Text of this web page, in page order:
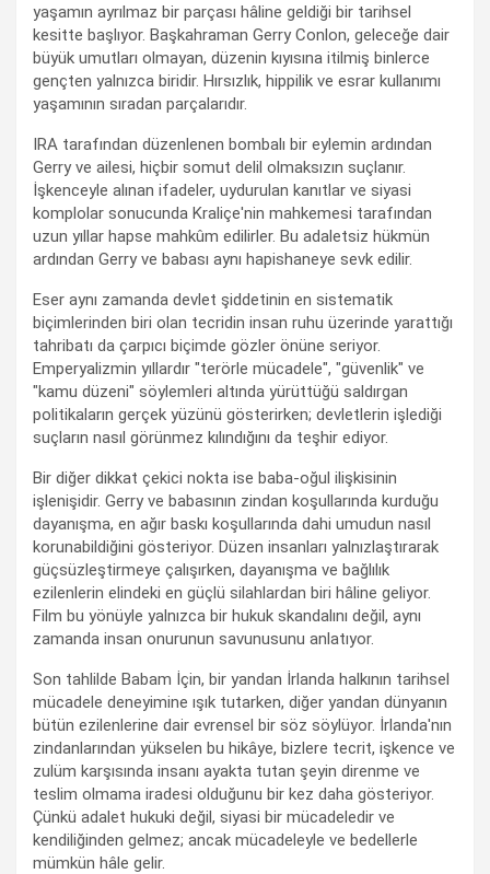
yaşamın ayrılmaz bir parçası hâline geldiği bir tarihsel
kesitte başlıyor. Başkahraman Gerry Conlon, geleceğe dair
büyük umutları olmayan, düzenin kıyısına itilmiş binlerce
gençten yalnızca biridir. Hırsızlık, hippilik ve esrar kullanımı
yaşamının sıradan parçalarıdır.
IRA tarafından düzenlenen bombalı bir eylemin ardından
Gerry ve ailesi, hiçbir somut delil olmaksızın suçlanır.
İşkenceyle alınan ifadeler, uydurulan kanıtlar ve siyasi
komplolar sonucunda Kraliçe'nin mahkemesi tarafından
uzun yıllar hapse mahkûm edilirler. Bu adaletsiz hükmün
ardından Gerry ve babası aynı hapishaneye sevk edilir.
Eser aynı zamanda devlet şiddetinin en sistematik
biçimlerinden biri olan tecridin insan ruhu üzerinde yarattığı
tahribatı da çarpıcı biçimde gözler önüne seriyor.
Emperyalizmin yıllardır "terörle mücadele", "güvenlik" ve
"kamu düzeni" söylemleri altında yürüttüğü saldırgan
politikaların gerçek yüzünü gösterirken; devletlerin işlediği
suçların nasıl görünmez kılındığını da teşhir ediyor.
Bir diğer dikkat çekici nokta ise baba-oğul ilişkisinin
işlenişidir. Gerry ve babasının zindan koşullarında kurduğu
dayanışma, en ağır baskı koşullarında dahi umudun nasıl
korunabildiğini gösteriyor. Düzen insanları yalnızlaştırarak
güçsüzleştirmeye çalışırken, dayanışma ve bağlılık
ezilenlerin elindeki en güçlü silahlardan biri hâline geliyor.
Film bu yönüyle yalnızca bir hukuk skandalını değil, aynı
zamanda insan onurunun savunusunu anlatıyor.
Son tahlilde Babam İçin, bir yandan İrlanda halkının tarihsel
mücadele deneyimine ışık tutarken, diğer yandan dünyanın
bütün ezilenlerine dair evrensel bir söz söylüyor. İrlanda'nın
zindanlarından yükselen bu hikâye, bizlere tecrit, işkence ve
zulüm karşısında insanı ayakta tutan şeyin direnme ve
teslim olmama iradesi olduğunu bir kez daha gösteriyor.
Çünkü adalet hukuki değil, siyasi bir mücadeledir ve
kendiliğinden gelmez; ancak mücadeleyle ve bedellerle
mümkün hâle gelir.